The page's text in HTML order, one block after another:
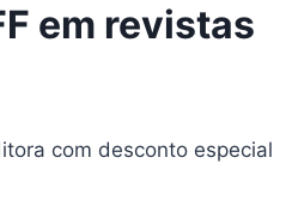
em revistas
com desconto especial